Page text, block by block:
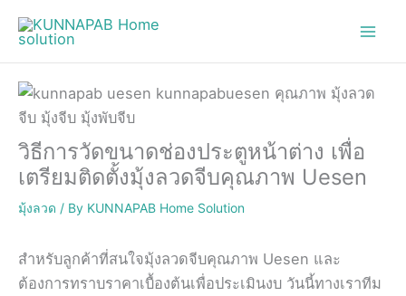
content
วิธีการวัดขนาดช่องประตูหน้าต่าง เพื่อ
เตรียมติดตั้งมุ้งลวดจีบคุณภาพ Uesen
มุ้งลวด / By KUNNAPAB Home Solution
สำหรับลูกค้าที่สนใจมุ้งลวดจีบคุณภาพ Uesen และ
ต้องการทราบราคาเบื้องต้นเพื่อประเมินงบ วันนี้ทางเราทีม